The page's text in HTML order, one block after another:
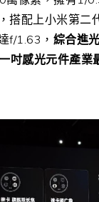
搭配上小米第二
f/1.63， 綜合進
吋感光元件產業